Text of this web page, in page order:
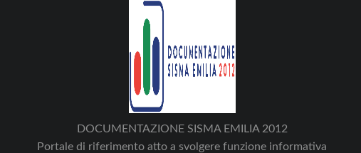
DOCUMENTAZIONE SISMA EMILIA 2012
Portale di riferimento atto a svolgere funzione informativa